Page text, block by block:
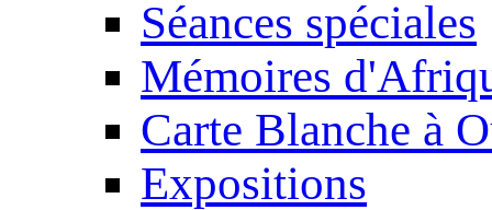
Séances spéciales
Mémoires
Carte Blanche à
Expositions